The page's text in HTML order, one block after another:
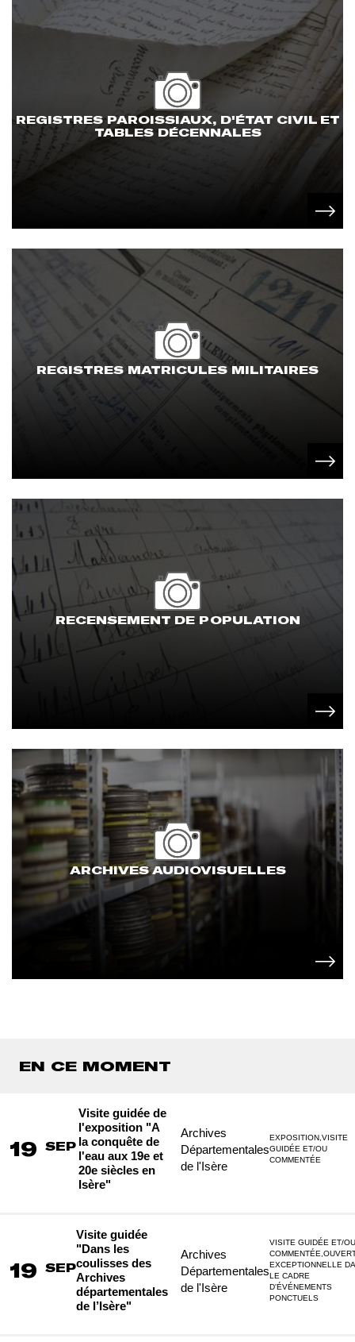
REGISTRES PAROISSIAUX, D'ÉTAT CIVIL ET
TABLES DÉCENNALES
REGISTRES MATRICULES MILITAIRES
RECENSEMENT DE POPULATION
ARCHIVES AUDIOVISUELLES
EN CE MOMENT
Visite guidée de
l'exposition "A
la conquête de
l'eau aux 19e et
20e siècles en
Isère"
19 SEP
Archives
Départementales
de l'Isère
EXPOSITION,VISITE
GUIDÉE ET/OU
COMMENTÉE
Visite guidée
"Dans les
coulisses des
Archives
départementales
de l’Isère"
19 SEP
Archives
Départementales
de l'Isère
VISITE GUIDÉE ET/OU
EXCEPTIONNELLE
LE CADRE
D'ÉVÉNEMENTS
PONCTUELS